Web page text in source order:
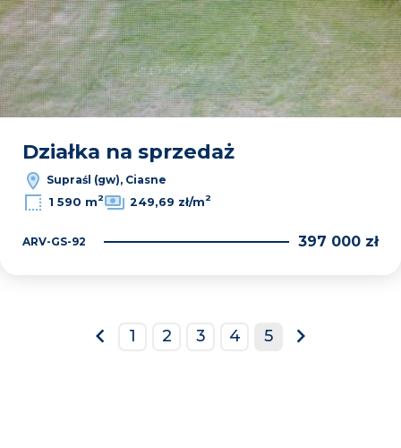
Działka na sprzedaż
Supraśl (gw), Ciasne
1 590 m2 249,69 zł/m2
ARV-GS-92 397 000 zł
prev
1 2 3 4 5
next